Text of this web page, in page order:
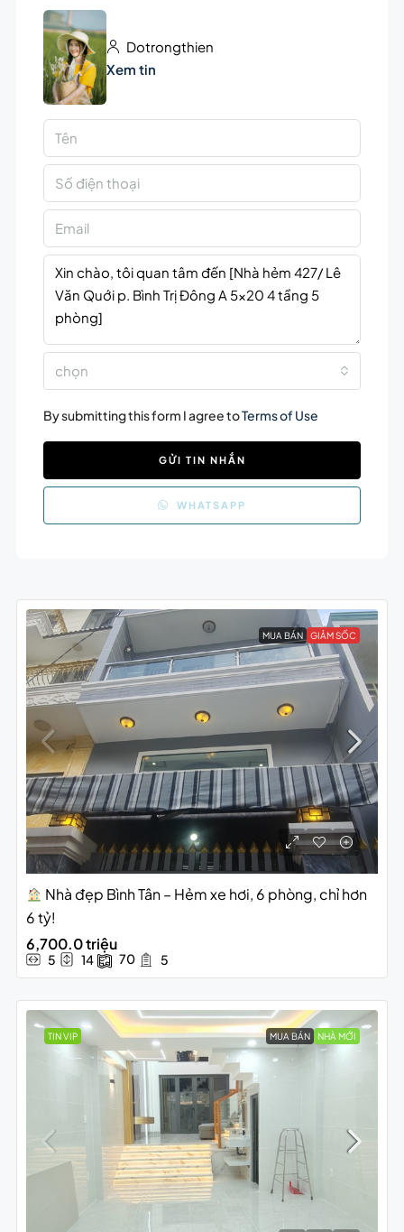
Dotrongthien
Xem tin
chọn
By submitting this form I agree toTerms of Use
GỬI TIN NHẮN
WHATSAPP
MUA BÁN GIẢM SỐC
Nhà đẹp Bình Tân – Hẻm xe hơi, 6 phòng, chỉ hơn
6 tỷ!
6,700.0 triệu
5 14 70 5
TIN VIP MUA BÁN NHÀ MỚI